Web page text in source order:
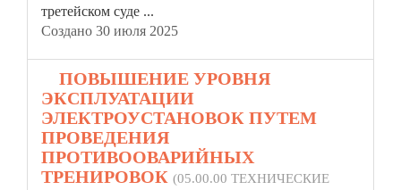
третейском суде ...
Создано 30 июля 2025
ПОВЫШЕНИЕ УРОВНЯ
ЭКСПЛУАТАЦИИ
ЭЛЕКТРОУСТАНОВОК ПУТЕМ
ПРОВЕДЕНИЯ
ПРОТИВООВАРИЙНЫХ
ТРЕНИРОВОК (05.00.00 ТЕХНИЧЕСКИЕ